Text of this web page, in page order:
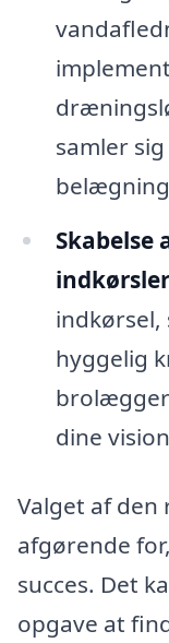
samler
Skabelse
indkørsel,
hyggelig
dine
Valget af
afgørende
succes. Det
opgave at